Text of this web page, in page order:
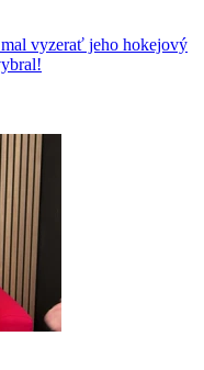
vyzerať jeho hokejový